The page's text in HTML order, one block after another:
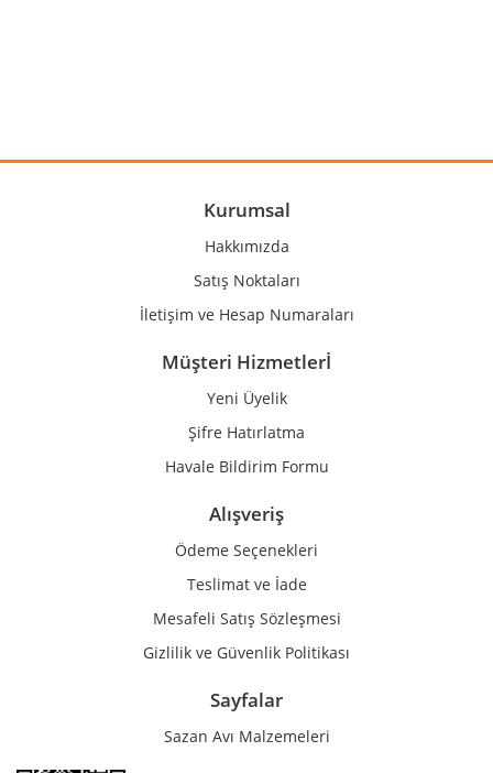
Ürün açıklamasında eksik bilgiler bulunuyor.
Ürün bilgilerinde hatalar bulunuyor.
Gönder
Kurumsal
Hakkımızda
Satış Noktaları
İletişim ve Hesap Numaraları
Müşteri Hizmetlerİ
Yeni Üyelik
Şifre Hatırlatma
Havale Bildirim Formu
Alışveriş
Ödeme Seçenekleri
Teslimat ve İade
Mesafeli Satış Sözleşmesi
Gizlilik ve Güvenlik Politikası
Sayfalar
Sazan Avı Malzemeleri